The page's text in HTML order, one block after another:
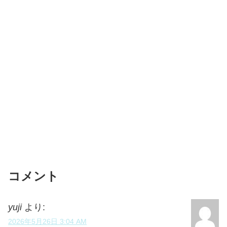
コメント
yuji より:
2026年5月26日 3:04 AM